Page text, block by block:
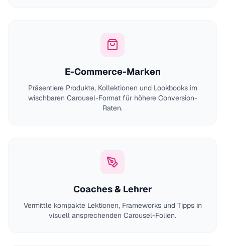
E-Commerce-Marken
Präsentiere Produkte, Kollektionen und Lookbooks im
wischbaren Carousel-Format für höhere Conversion-
Raten.
Coaches & Lehrer
Vermittle kompakte Lektionen, Frameworks und Tipps in
visuell ansprechenden Carousel-Folien.